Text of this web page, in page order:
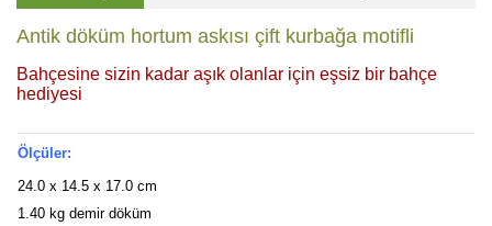
Antik döküm hortum askısı çift kurbağa motifli
Bahçesine sizin kadar aşık olanlar için eşsiz bir bahçe
hediyesi
Ölçüler:
24.0 x 14.5 x 17.0 cm
1.40 kg demir döküm